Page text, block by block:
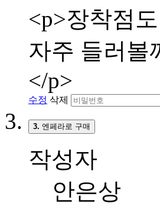
<p>장착점
자주 들러볼
</p>
수정 삭제
3. 엔페라로 구매
작성자
안은상